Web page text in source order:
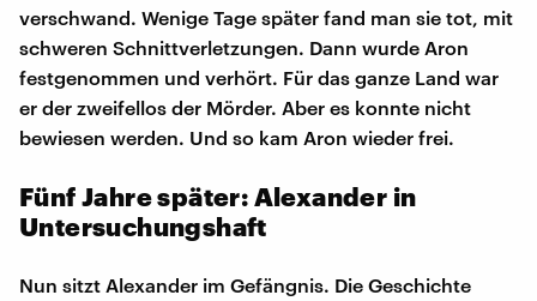
verschwand. Wenige Tage später fand man sie tot, mit
schweren Schnittverletzungen. Dann wurde Aron
festgenommen und verhört. Für das ganze Land war
er der zweifellos der Mörder. Aber es konnte nicht
bewiesen werden. Und so kam Aron wieder frei.
Fünf Jahre später: Alexander in
Untersuchungshaft
Nun sitzt Alexander im Gefängnis. Die Geschichte